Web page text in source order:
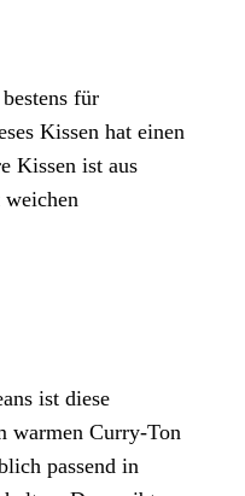
für
Kissen hat einen
Kissen ist aus
ist diese
warmen Curry-Ton
passend in